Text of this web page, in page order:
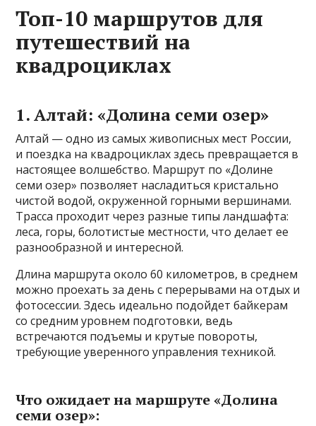
Топ-10 маршрутов для
путешествий на
квадроциклах
1. Алтай: «Долина семи озер»
Алтай — одно из самых живописных мест России,
и поездка на квадроциклах здесь превращается в
настоящее волшебство. Маршрут по «Долине
семи озер» позволяет насладиться кристально
чистой водой, окруженной горными вершинами.
Трасса проходит через разные типы ландшафта:
леса, горы, болотистые местности, что делает ее
разнообразной и интересной.
Длина маршрута около 60 километров, в среднем
можно проехать за день с перерывами на отдых и
фотосессии. Здесь идеально подойдет байкерам
со средним уровнем подготовки, ведь
встречаются подъемы и крутые повороты,
требующие уверенного управления техникой.
Что ожидает на маршруте «Долина
семи озер»: